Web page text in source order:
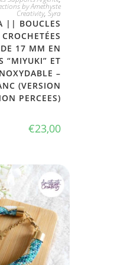
by Amethyste
Creativity, Syra
|| BOUCLES
17 MM EN
“MIYUKI” ET
–
(VERSION
PERCEES)
€23,00